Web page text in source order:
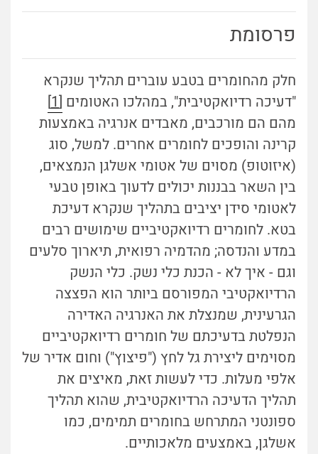
פרסומת
חלק מהחומרים בטבע עוברים תהליך שנקרא
"דעיכה רדיואקטיבית", במהלכו האטומים [1]
מהם הם מורכבים, מאבדים אנרגיה באמצעות
קרינה והופכים לחומרים אחרים. למשל, סוג
(איזוטופ) מסוים של אטומי אשלגן הנמצאים,
בין השאר בבננות יכולים לדעוך באופן טבעי
לאטומי סידן יציבים בתהליך שנקרא דעיכת
בטא. לחומרים רדיואקטיביים שימושים רבים
במדע והנדסה; מהדמיה רפואית, תיארוך סלעים
וגם - איך לא - הכנת כלי נשק. כלי הנשק
הרדיואקטיבי המפורסם ביותר הוא הפצצה
הגרעינית, שמנצלת את האנרגיה האדירה
הנפלטת בדעיכתם של חומרים רדיואקטיביים
מסוימים ליצירת גל לחץ ("פיצוץ") וחום אדיר של
אלפי מעלות. כדי לעשות זאת, מאיצים את
תהליך הדעיכה הרדיואקטיבית, שהוא תהליך
ספונטני המתרחש בחומרים תמימים, כמו
אשלגן, באמצעים מלאכותיים.